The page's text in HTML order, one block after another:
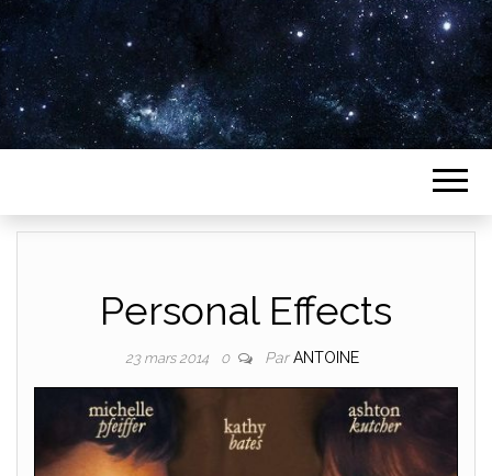
Personal Effects
23 mars 2014 0 ParANTOINE